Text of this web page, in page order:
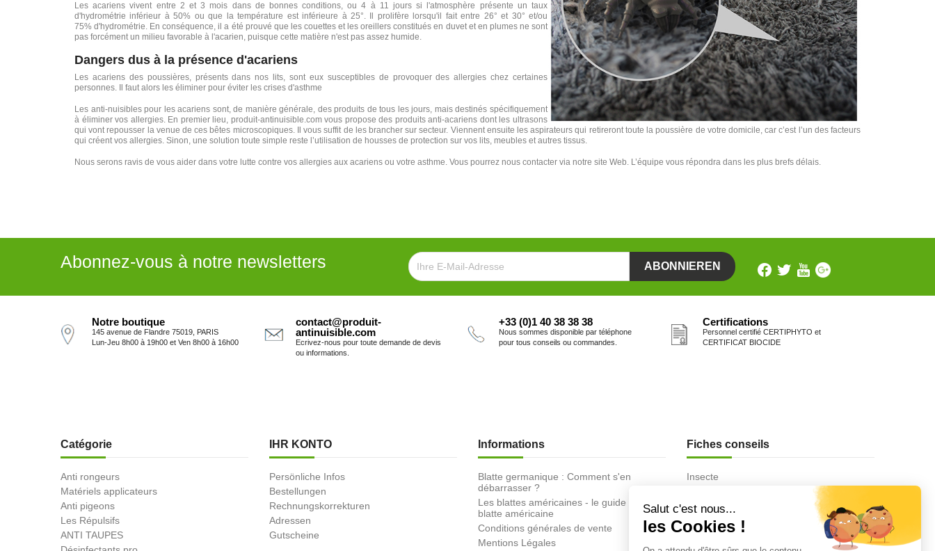
Les acariens vivent entre 2 et 3 mois dans de bonnes conditions, ou 4 à 11 jours si l'atmosphère présente un taux
d'hydrométrie inférieur à 50% ou que la température est inférieure à 25°. Il prolifère lorsqu'il fait entre 26° et 30° et/ou
75% d'hydrométrie. En conséquence, il a été prouvé que les couettes et les oreillers constitués en duvet et en plumes ne sont
pas forcément un milieu favorable à l'acarien, puisque cette matière n'est pas assez humide.
Dangers dus à la présence d'acariens
Les acariens des poussières, présents dans nos lits, sont eux susceptibles de provoquer des allergies chez certaines
personnes. Il faut alors les éliminer pour éviter les crises d'asthme
Les anti-nuisibles pour les acariens sont, de manière générale, des produits de tous les jours, mais destinés spécifiquement
à éliminer vos allergies. En premier lieu, produit-antinuisible.com vous propose des produits anti-acariens dont les ultrasons
qui vont repousser la venue de ces bêtes microscopiques. Il vous suffit de les brancher sur secteur. Viennent ensuite les aspirateurs qui retireront toute la poussière de votre domicile, car c’est l’un des facteurs
qui créent vos allergies. Sinon, une solution toute simple reste l’utilisation de housses de protection sur vos lits, meubles et autres tissus.
Nous serons ravis de vous aider dans votre lutte contre vos allergies aux acariens ou votre asthme. Vous pourrez nous contacter via notre site Web. L’équipe vous répondra dans les plus brefs délais.
Abonnez-vous à notre newsletters
Notre boutique
145 avenue de Flandre 75019, PARIS
Lun-Jeu 8h00 à 19h00 et Ven 8h00 à 16h00
contact@produit-
antinuisible.com
Ecrivez-nous pour toute demande de devis
ou informations.
+33 (0)1 40 38 38 38
Nous sommes disponible par téléphone
pour tous conseils ou commandes.
Certifications
Personnel certifié CERTIPHYTO et
CERTIFICAT BIOCIDE
Catégorie
Anti rongeurs
Matériels applicateurs
Anti pigeons
Les Répulsifs
ANTI TAUPES
IHR KONTO
Persönliche Infos
Bestellungen
Rechnungskorrekturen
Adressen
Gutscheine
Informations
Blatte germanique : Comment s'en
débarrasser ?
Les blattes américaines - le guide de la
blatte américaine
Conditions générales de vente
Mentions Légales
Fiches conseils
Insecte